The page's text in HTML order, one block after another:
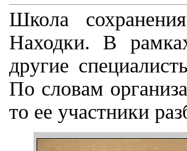
Школа
Находки. В
другие
По словам
то ее участники